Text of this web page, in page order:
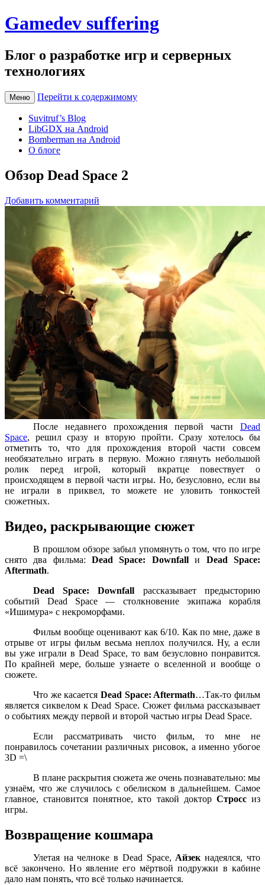
Gamedev suffering
Блог о разработке игр и серверных
технологиях
Меню Перейти к содержимому
Suvitruf’s Blog
LibGDX на Android
Bomberman на Android
О блоге
Обзор Dead Space 2
Добавить комментарий
После недавнего прохождения первой части Dead
Space, решил сразу и вторую пройти. Сразу хотелось бы
отметить то, что для прохождения второй части совсем
необязательно играть в первую. Можно глянуть небольшой
ролик перед игрой, который вкратце повествует о
происходящем в первой части игры. Но, безусловно, если вы
не играли в приквел, то можете не уловить тонкостей
сюжетных.
Видео, раскрывающие сюжет
В прошлом обзоре забыл упомянуть о том, что по игре
снято два фильма:Dead Space: Downfallи Dead Space:
Aftermath.
Dead Space: Downfall рассказывает предысторию
событий Dead Space — столкновение экипажа корабля
«Ишимура» с некроморфами.
Фильм вообще оценивают как 6/10. Как по мне, даже в
отрыве от игры фильм весьма неплох получился. Ну, а если
вы уже играли в Dead Space, то вам безусловно понравится.
По крайней мере, больше узнаете о вселенной и вообще о
сюжете.
Что же касается Dead Space: Aftermath…Так-то фильм
является сиквелом к Dead Space. Сюжет фильма рассказывает
о событиях между первой и второй частью игры Dead Space.
Если рассматривать чисто фильм, то мне не
понравилось сочетании различных рисовок, а именно убогое
3D =\
В плане раскрытия сюжета же очень познавательно: мы
узнаём, что же случилось с обелиском в дальнейшем. Самое
главное, становится понятное, кто такой доктор Строссиз
игры.
Возвращение кошмара
Улетая на челноке в Dead Space, Айзек надеялся, что
всё закончено. Но явление его мёртвой подружки в кабине
дало нам понять, что всё только начинается.